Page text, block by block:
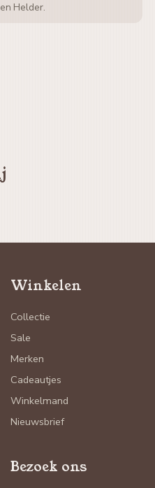
Helder.
Winkelen
Collectie
Sale
Merken
Cadeautjes
Winkelmand
Nieuwsbrief
Bezoek ons